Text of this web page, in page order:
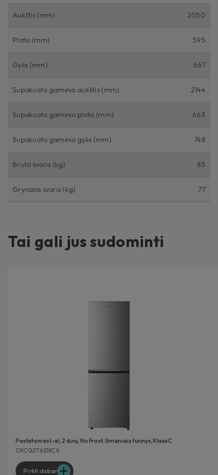
Aukštis (mm) 2050
Plotis (mm) 595
Gylis (mm) 667
Supakuoto gaminio aukštis (mm) 2144
Supakuoto gaminio plotis (mm) 663
Supakuoto gaminio gylis (mm) 748
Bruto svoris (kg) 85
Grynasis svoris (kg) 77
Tai gali jus sudominti
Pastatomas (-a), 2 durų, No Frost, Išmanusis turinys, Klasė C
CNCQ2T6S18CX
Pirkti dabar